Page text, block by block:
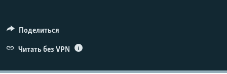
КРЫМ.НЕПОКОРЕННЫЙ
ELIFBE
Поделиться
Читать без VPN